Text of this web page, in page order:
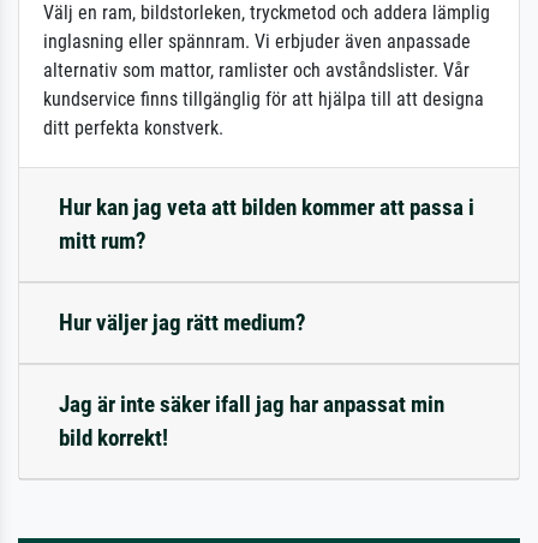
Välj en ram, bildstorleken, tryckmetod och addera lämplig
inglasning eller spännram. Vi erbjuder även anpassade
alternativ som mattor, ramlister och avståndslister. Vår
kundservice finns tillgänglig för att hjälpa till att designa
ditt perfekta konstverk.
Hur kan jag veta att bilden kommer att passa i
mitt rum?
Hur väljer jag rätt medium?
Jag är inte säker ifall jag har anpassat min
bild korrekt!